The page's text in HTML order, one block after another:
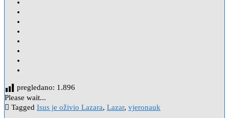
pregledano: 1.896
Please wait...
Tagged Isus je oživio Lazara, Lazar, vjeronauk